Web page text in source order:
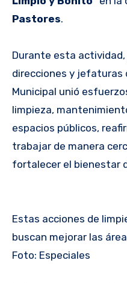
Pastores.
Durante esta
direcciones y jefaturas
Municipal unió
limpieza,
espacios públicos,
trabajar de manera
fortalecer el bienestar
Estas acciones de
buscan mejorar las
Foto: Especiales